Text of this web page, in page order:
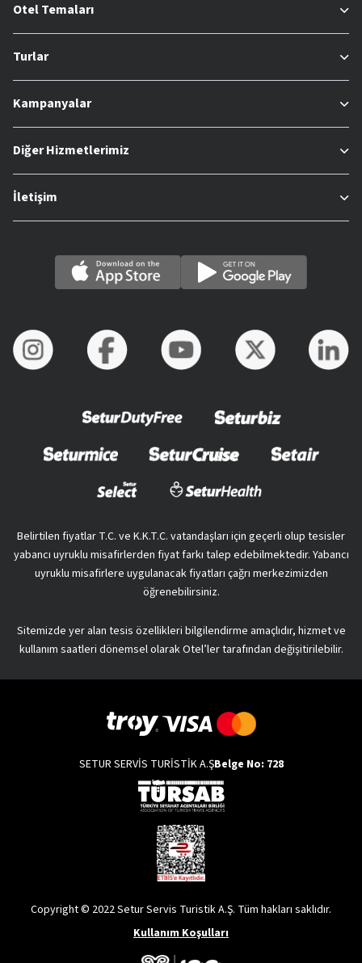
Otel Temaları
Turlar
Kampanyalar
Diğer Hizmetlerimiz
İletişim
Belirtilen fiyatlar T.C. ve K.K.T.C. vatandaşları için geçerli olup tesisler
yabancı uyruklu misafirlerden fiyat farkı talep edebilmektedir. Yabancı
uyruklu misafirlere uygulanacak fiyatları çağrı merkezimizden
öğrenebilirsiniz.
Sitemizde yer alan tesis özellikleri bilgilendirme amaçlıdır, hizmet ve
kullanım saatleri dönemsel olarak Otel’ler tarafından değişitirilebilir.
SETUR SERVİS TURİSTİK A.ŞBelge No: 728
Copyright © 2022 Setur Servis Turistik A.Ş. Tüm hakları saklıdır.
Kullanım Koşulları